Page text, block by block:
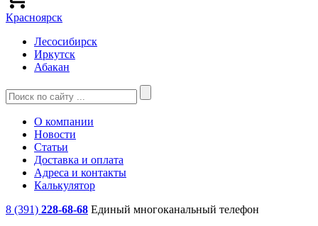
Красноярск
Лесосибирск
Иркутск
Абакан
О компании
Новости
Статьи
Доставка и оплата
Адреса и контакты
Калькулятор
8 (391) 228-68-68 Единый многоканальный телефон